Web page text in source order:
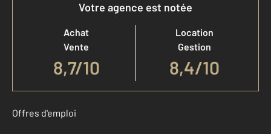
Votre agence est notée
Achat
Vente
8,7/10
Location
Gestion
8,4/10
Offres d'emploi